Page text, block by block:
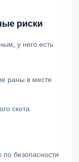
риски
у него есть
раны в месте
скота
безопасности